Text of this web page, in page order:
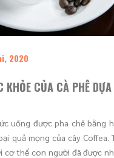
2020
KHỎE CỦA CÀ PHÊ
uống được pha chế bằng
quả mọng của cây Coffea.
cơ thể con người đã được